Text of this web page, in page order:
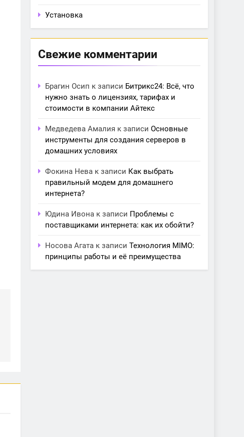
Установка
Свежие комментарии
Брагин Осип к записи Битрикс24: Всё, что
нужно знать о лицензиях, тарифах и
стоимости в компании Айтекс
Медведева Амалия к записи Основные
инструменты для создания серверов в
домашних условиях
Фокина Нева к записи Как выбрать
правильный модем для домашнего
интернета?
Юдина Ивона к записи Проблемы с
поставщиками интернета: как их обойти?
Носова Агата к записи Технология MIMO:
принципы работы и её преимущества